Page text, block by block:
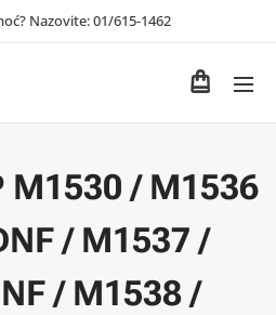
Nazovite: 01/615-1462
M1530 / M1536
/ M1537 /
/ M1538 /